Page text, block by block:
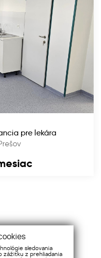
pre lekára
Realitysledovania
zážitku z prehliadania